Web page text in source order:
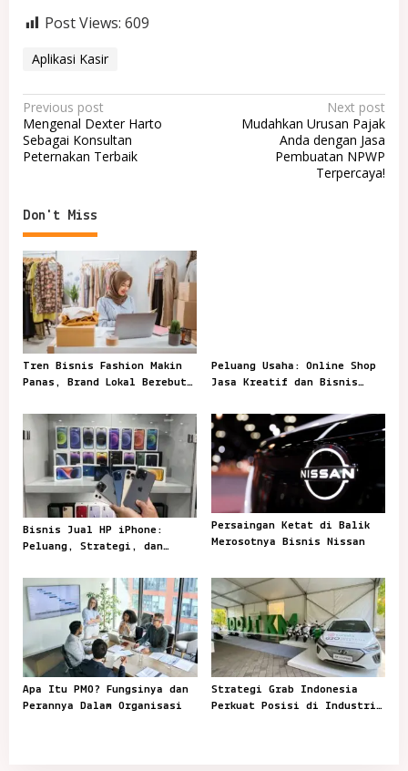
Post Views: 609
Aplikasi Kasir
P
o
s
n
a
v
i
g
a
t
i
o
n
Previous post
Mengenal Dexter Harto
Sebagai Konsultan
Peternakan Terbaik
Next post
Mudahkan Urusan Pajak
Anda dengan Jasa
Pembuatan NPWP
Terpercaya!
Don't Miss
Tren Bisnis Fashion Makin
Panas, Brand Lokal Berebut
Peluang Usaha: Online Shop
Jasa Kreatif dan Bisnis
Bisnis Jual HP iPhone:
Peluang, Strategi, dan
Persaingan Ketat di Balik
Merosotnya Bisnis Nissan
Apa Itu PMO? Fungsinya dan
Perannya Dalam Organisasi
Strategi Grab Indonesia
Perkuat Posisi di Industri